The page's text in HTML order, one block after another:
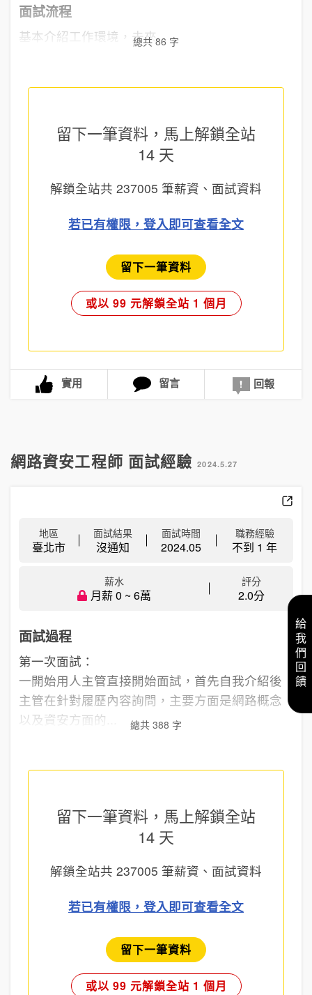
面試流程
基本介紹工作環境，未來...
總共 86 字
留下一筆資料，馬上解鎖全站
14 天
解鎖全站共 237005 筆薪資、面試資料
若已有權限，登入即可查看全文
留下一筆資料
或以 99 元解鎖全站 1 個月
實用 留言 回報
網路資安工程師 面試經驗 2024.5.27
地區
臺北市
面試結果
沒通知
面試時間
2024.05
職務經驗
不到 1 年
薪水
月薪 0 ~ 6萬
評分
2.0分
面試過程
第一次面試：
一開始用人主管直接開始面試，首先自我介紹後
主管在針對履歷內容詢問，主要方面是網路概念
以及資安方面的...
總共 388 字
留下一筆資料，馬上解鎖全站
14 天
解鎖全站共 237005 筆薪資、面試資料
若已有權限，登入即可查看全文
留下一筆資料
或以 99 元解鎖全站 1 個月
給我們回饋